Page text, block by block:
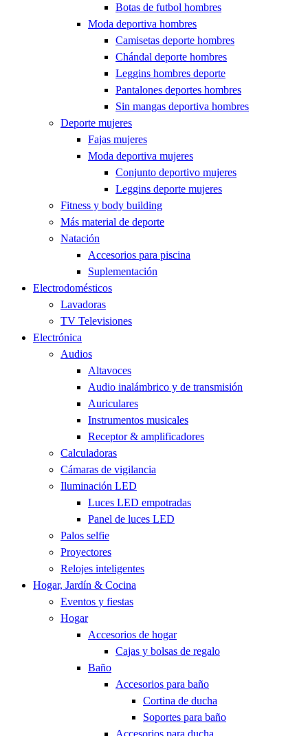
Botas de futbol hombres
Moda deportiva hombres
Camisetas deporte hombres
Chándal deporte hombres
Leggins hombres deporte
Pantalones deportes hombres
Sin mangas deportiva hombres
Deporte mujeres
Fajas mujeres
Moda deportiva mujeres
Conjunto deportivo mujeres
Leggins deporte mujeres
Fitness y body building
Más material de deporte
Natación
Accesorios para piscina
Suplementación
Electrodomésticos
Lavadoras
TV Televisiones
Electrónica
Audios
Altavoces
Audio inalámbrico y de transmisión
Auriculares
Instrumentos musicales
Receptor & amplificadores
Calculadoras
Cámaras de vigilancia
Iluminación LED
Luces LED empotradas
Panel de luces LED
Palos selfie
Proyectores
Relojes inteligentes
Hogar, Jardín & Cocina
Eventos y fiestas
Hogar
Accesorios de hogar
Cajas y bolsas de regalo
Baño
Accesorios para baño
Cortina de ducha
Soportes para baño
Accesorios para ducha